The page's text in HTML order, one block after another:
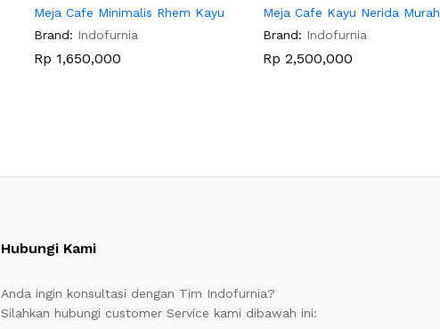
Meja Cafe Minimalis Rhem Kayu
Brand: Indofurnia
Rp 1,650,000
Meja Cafe Kayu Nerida Murah
Brand: Indofurnia
Rp 2,500,000
Hubungi Kami
Anda ingin konsultasi dengan Tim Indofurnia?
Silahkan hubungi customer Service kami dibawah ini: